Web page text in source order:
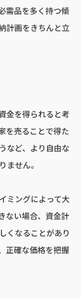
需品を多く持つ傾
計画をきちんと立
金を得られると考
を売ることで得た
など、より自由な
ません。
ミングによって大
ない場合、資金計
くなることがあり
正確な価格を把握